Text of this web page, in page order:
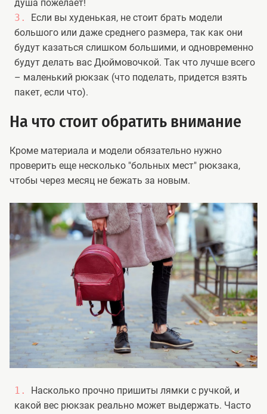
душа пожелает!
Если вы худенькая, не стоит брать модели
большого или даже среднего размера, так как они
будут казаться слишком большими, и одновременно
будут делать вас Дюймовочкой. Так что лучше всего
– маленький рюкзак (что поделать, придется взять
пакет, если что).
На что стоит обратить внимание
Кроме материала и модели обязательно нужно
проверить еще несколько "больных мест" рюкзака,
чтобы через месяц не бежать за новым.
Насколько прочно пришиты лямки с ручкой, и
какой вес рюкзак реально может выдержать. Часто